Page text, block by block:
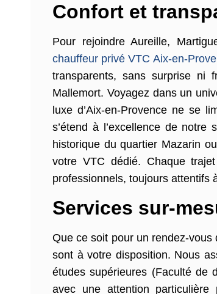
Confort et
Pour rejoindre Aureille,
chauffeur privé VTC Aix-en-
transparents, sans surprise ni
Mallemort. Voyagez dans un
luxe d’Aix-en-Provence ne se
s’étend à l’excellence de
historique du quartier Mazarin
votre VTC dédié. Chaque
professionnels, toujours attentifs
Services sur-
Que ce soit pour un rendez-vous
sont à votre disposition. Nous
études supérieures (Faculté de
avec une attention